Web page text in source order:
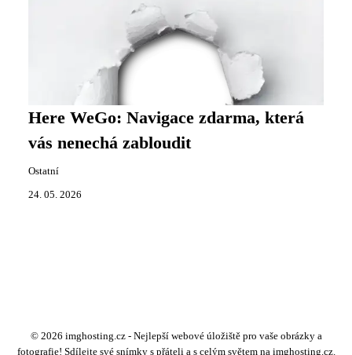
Here WeGo: Navigace zdarma, která
vás nenechá zabloudit
Ostatní
24. 05. 2026
© 2026 imghosting.cz - Nejlepší webové úložiště pro vaše obrázky a
fotografie! Sdílejte své snímky s přáteli a s celým světem na imghosting.cz.